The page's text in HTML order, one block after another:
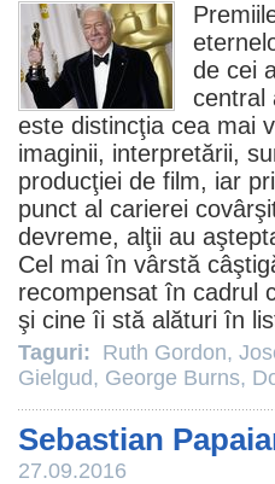
de cei
central
este distincţia cea mai
imaginii, interpretării,
producţiei de film, iar
punct al carierei
devreme, alţii au
Cel mai în vârstă
recompensat în cadrul
şi cine îi stă alături în
Taguri: Ruth Gordon,
Gielgud, George Burns,
Sebastian
27.09.2016